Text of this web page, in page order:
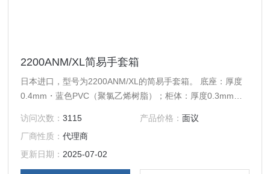
2200ANM/XL简易手套箱
日本进口，型号为2200ANM/XL的简易手套箱。 底座：厚度
0.4mm・蓝色PVC（聚氯乙烯树脂）；柜体：厚度0.3mm・
访问次数：3115 产品价格： 面议
厂商性质：代理商
更新日期： 2025-07-02